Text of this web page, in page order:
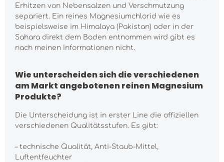
Erhitzen von Nebensalzen und Verschmutzung
separiert. Ein reines Magnesiumchlorid wie es
beispielsweise im Himalaya (Pakistan) oder in der
Sahara direkt dem Boden entnommen wird gibt es
nach meinen Informationen nicht.
Wie unterscheiden sich die verschiedenen
am Markt angebotenen reinen Magnesium
Produkte?
Die Unterscheidung ist in erster Line die offiziellen
verschiedenen Qualitätsstufen. Es gibt:
– technische Qualität, Anti-Staub-Mittel,
Luftentfeuchter